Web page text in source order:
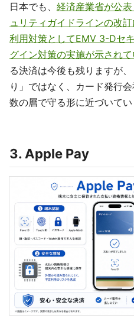
日本でも、 経済産業省が公
ュリティガイドラインの改
利用対策としてEMV 3-Dセ
グイン対策の実施が示され
る決済は今後も残りますが
り」ではなく、カード発行
数の層で守る形に近づいてい
3. Apple Pay